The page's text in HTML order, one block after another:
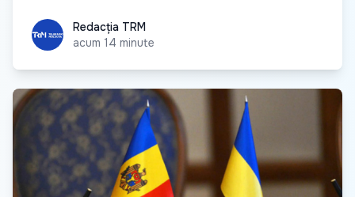
Redacția TRM
Redacția TRM
acum 14 minute